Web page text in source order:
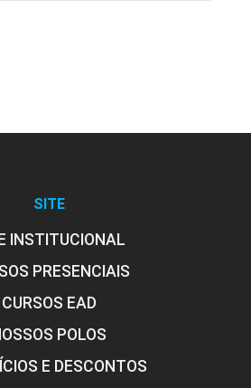
SITE
INSTITUCIONAL
PRESENCIAIS
CURSOS EAD
POLOS
E DESCONTOS